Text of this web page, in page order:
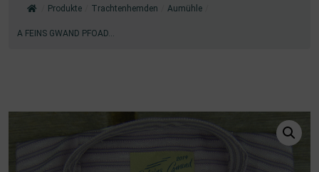
Produkte Trachtenhemden Aumühle
A FEINS GWAND PFOAD...